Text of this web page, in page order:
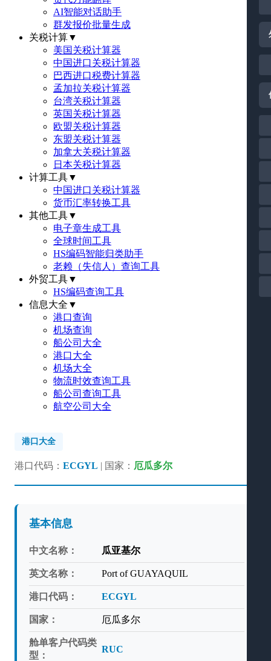
AI智能对话助手
群发报价批量生成
关税计算▼
美国关税计算器
中国进口关税计算器
巴西进口税费计算器
孟加拉关税计算器
台湾关税计算器
英国关税计算器
欧盟关税计算器
东盟关税计算器
加拿大关税计算器
日本关税计算器
计算工具▼
中国进口关税计算器
货币汇率转换工具
其他工具▼
电子章生成工具
全球时间工具
HS编码智能归类助手
老赖（失信人）查询工具
外贸工具▼
HS编码查询工具
信息大全 ▼
港口查询
机场查询
船公司大全
港口大全
机场大全
物流时效查询工具
船公司查询工具
航空公司大全
港口大全
港口代码： ECGYL | 国家： 厄瓜多尔
基本信息
中文名称： 瓜亚基尔
英文名称： Port of GUAYAQUIL
港口代码： ECGYL
国家： 厄瓜多尔
舱单客户代码类
型：
RUC